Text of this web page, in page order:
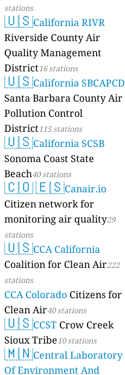
stations
🇺🇸California RIVR
Riverside County Air
Quality Management
District16 stations
🇺🇸California SBCAPCD
Santa Barbara County Air
Pollution Control
District115 stations
🇺🇸California SCSB
Sonoma Coast State
Beach40 stations
🇨🇴🇪🇸Canair.io
Citizen network for
monitoring air quality29
stations
🇺🇸CCA California
Coalition for Clean Air222
stations
CCA Colorado Citizens for
Clean Air40 stations
🇺🇸CCST Crow Creek
Sioux Tribe10 stations
🇲🇳Central Laboratory
Of Environment And